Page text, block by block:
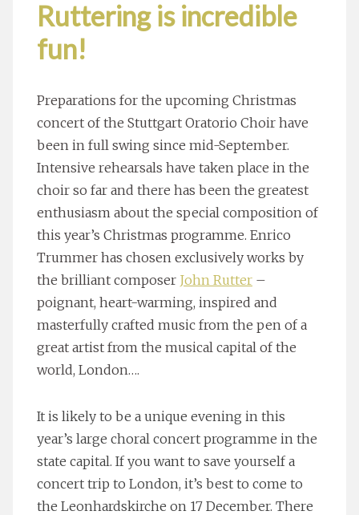
Ruttering is incredible
fun!
Preparations for the upcoming Christmas
concert of the Stuttgart Oratorio Choir have
been in full swing since mid-September.
Intensive rehearsals have taken place in the
choir so far and there has been the greatest
enthusiasm about the special composition of
this year’s Christmas programme. Enrico
Trummer has chosen exclusively works by
the brilliant composer John Rutter –
poignant, heart-warming, inspired and
masterfully crafted music from the pen of a
great artist from the musical capital of the
world, London….
It is likely to be a unique evening in this
year’s large choral concert programme in the
state capital. If you want to save yourself a
concert trip to London, it’s best to come to
the Leonhardskirche on 17 December. There